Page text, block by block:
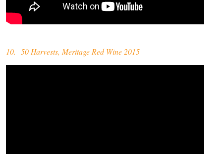
10. 50 Harvests, Meritage Red Wine 2015